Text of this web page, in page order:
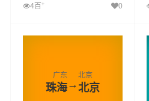
4百 + 0
广东
珠海→
北京
北京